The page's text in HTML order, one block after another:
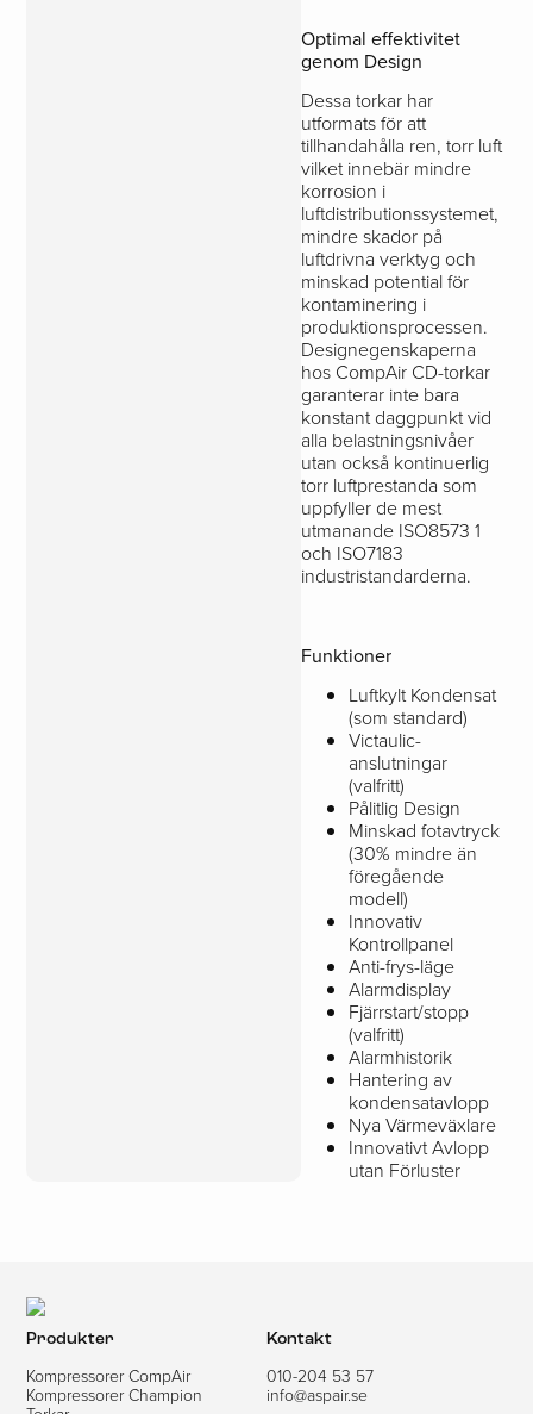
Optimal effektivitet
genom Design
Dessa torkar har
utformats för att
tillhandahålla ren, torr luft
vilket innebär mindre
korrosion i
luftdistributionssystemet,
mindre skador på
luftdrivna verktyg och
minskad potential för
kontaminering i
produktionsprocessen.
Designegenskaperna
hos CompAir CD-torkar
garanterar inte bara
konstant daggpunkt vid
alla belastningsnivåer
utan också kontinuerlig
torr luftprestanda som
uppfyller de mest
utmanande ISO8573 1
och ISO7183
industristandarderna.
Funktioner
Luftkylt Kondensat
(som standard)
Victaulic-
anslutningar
(valfritt)
Pålitlig Design
Minskad fotavtryck
(30% mindre än
föregående
modell)
Innovativ
Kontrollpanel
Anti-frys-läge
Alarmdisplay
Fjärrstart/stopp
(valfritt)
Alarmhistorik
Hantering av
kondensatavlopp
Nya Värmeväxlare
Innovativt Avlopp
utan Förluster
Produkter
Kompressorer CompAir
Kompressorer Champion
Kontakt
010-204 53 57
info@aspair.se